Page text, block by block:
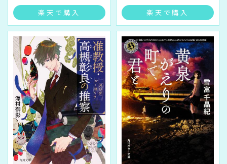
楽天で購入 楽天で購入